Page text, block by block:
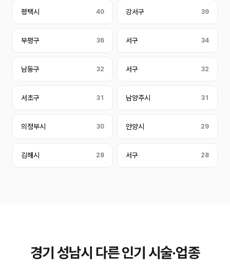
평택시 40 강서구 39
부평구 36 서구 34
남동구 32 서구 32
서초구 31 남양주시 31
의정부시 30 안양시 29
김해시 28 서구 28
경기 성남시 다른 인기 시술·업종